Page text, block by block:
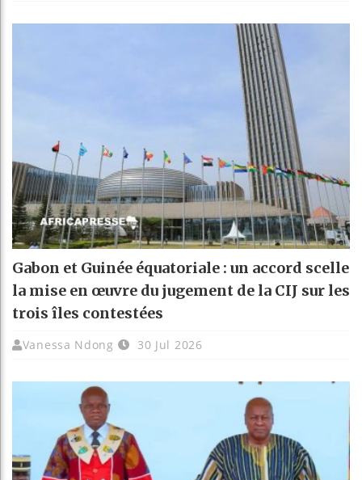
Gabon et Guinée équatoriale : un accord scelle
la mise en œuvre du jugement de la CIJ sur les
trois îles contestées
Vanessa Ndong 30 Jul 2026